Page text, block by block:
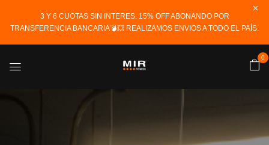
3 Y 6 CUOTAS SIN INTERES. 15% OFF ABONANDO POR
TRANSFERENCIA BANCARIA💣💥 REALIZAMOS ENVIOS A TODO EL PAÍS.
0